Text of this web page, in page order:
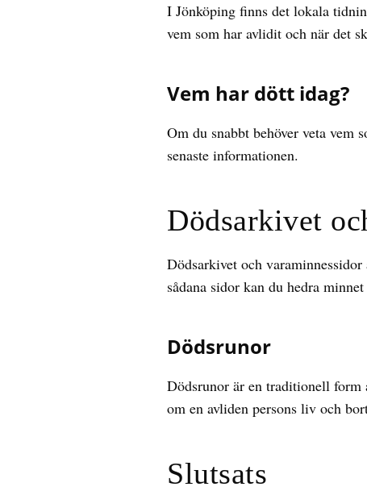
I Jönköping finns det lokala
vem som har avlidit och när det
Vem har dött idag?
Om du snabbt behöver veta vem
senaste informationen.
Dödsarkivet
Dödsarkivet och
sådana sidor kan du hedra
Dödsrunor
Dödsrunor är en traditionell form
om en avliden persons liv och
Slutsats